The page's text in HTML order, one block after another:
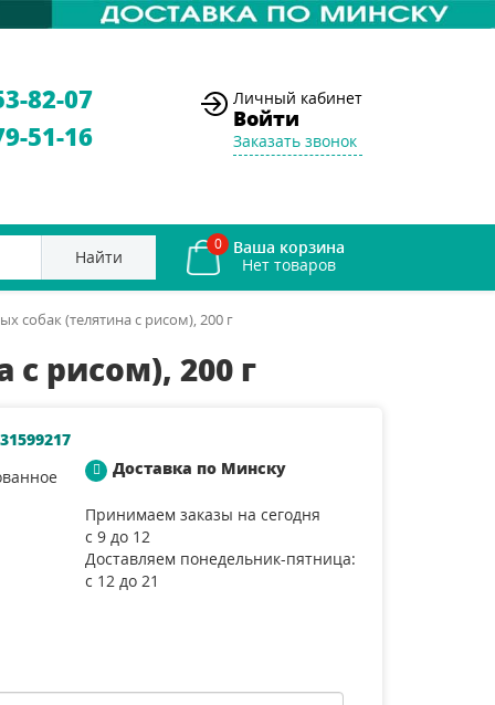
82-07
51-16
Личный кабинет
Войти
Заказать звонок
Найти
0 Ваша корзина
собак (телятина с рисом), 200 г
рисом), 200 г
Доставка по Минску
Принимаем заказы на сегодня
с 9 до 12
Доставляем понедельник-пятница:
с 12 до 21